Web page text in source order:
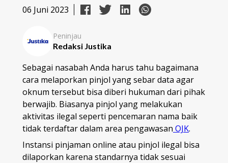
06 Juni 2023
Peninjau
Redaksi Justika
Sebagai nasabah Anda harus tahu bagaimana
cara melaporkan pinjol yang sebar data agar
oknum tersebut bisa diberi hukuman dari pihak
berwajib. Biasanya pinjol yang melakukan
aktivitas ilegal seperti pencemaran nama baik
tidak terdaftar dalam area pengawasan OJK.
Instansi pinjaman online atau pinjol ilegal bisa
dilaporkan karena standarnya tidak sesuai